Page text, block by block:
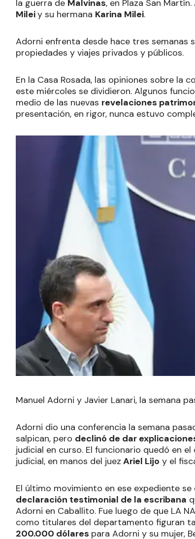
la guerra de Malvinas, en Plaza San
Mileiy su hermana Karina Milei.
Adorni enfrenta desde hace tres
propiedades y viajes privados y públicos.
En la Casa Rosada, las opiniones sobre la
este miércoles se dividieron. Algunos
medio de las nuevas revelaciones
presentación, en rigor, nunca estuvo
Manuel Adorni y Javier Lanari, la semana
Adorni dio una conferencia la semana
salpican, pero declinó de dar
judicial en curso. El funcionario quedó en
judicial, en manos del juez Ariel Lijo y el
El último movimiento en ese expediente
declaración testimonial de la escribana
Adorni en Caballito. Fue luego de que LA
como titulares del departamento figuran
200.000 dólares para Adorni y su mujer,